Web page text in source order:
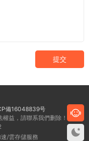
提交
備16048839号
權益，請聯系我們删除！客服
/雲存儲服務